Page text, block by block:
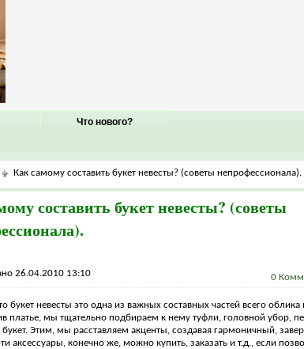
Что нового?
Как самому составить букет невесты? (советы непрофессионала).
составить букет невесты? (советы
26.04.2010 13:10
0
букет невесты это одна из важных составных частей всего облика
платье, мы тщательно подбираем к нему туфли, головной убор,
букет. Этим, мы расставляем акценты, создавая гармоничный,
аксессуары, конечно же, можно купить, заказать и т.д., если